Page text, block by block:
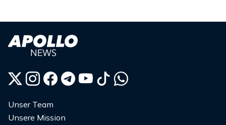
Unser Team
Unsere Mission